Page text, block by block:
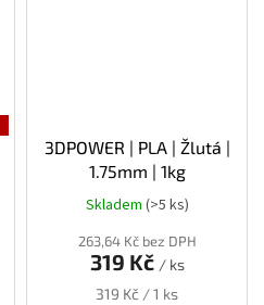
3DPOWER | PLA | Žlutá |
1.75mm | 1kg
Skladem (>5 ks)
263,64 Kč bez DPH
319 Kč / ks
Měrná
319 Kč / 1 ks